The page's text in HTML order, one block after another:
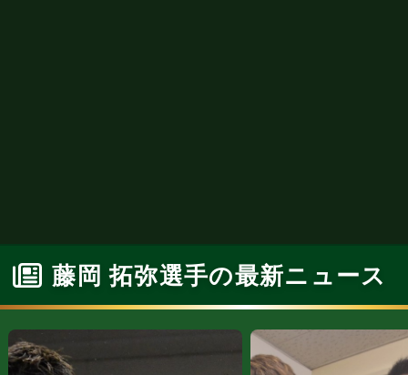
藤岡 拓弥選手の最新ニュース